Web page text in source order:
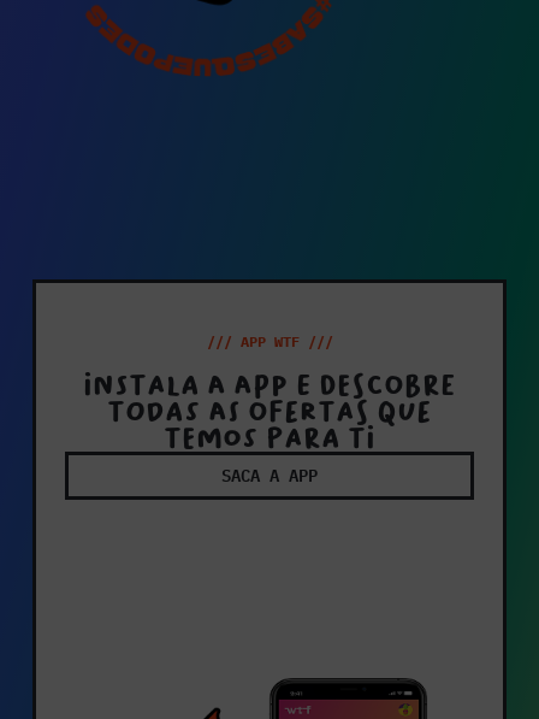
/// APP WTF ///
Instala a app e descobre
todas as ofertas que
temos para ti
SACA A APP